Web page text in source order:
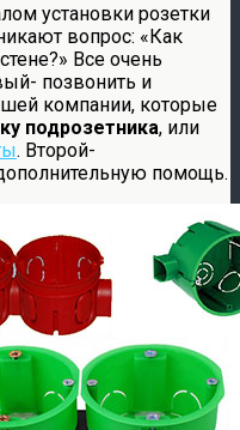
установки розетки
вопрос: «Как
Все очень
позвонить и
компании, которые
подрозетника, или
. Второй-
помощь.